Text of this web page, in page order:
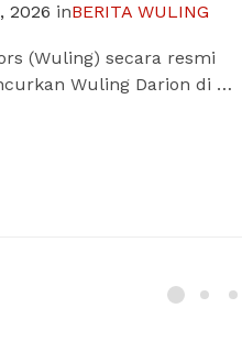
2026 inBERITA WULING
(Wuling) secara resmi
Wuling Darion di …